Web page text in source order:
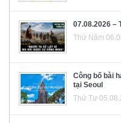
07.08.2026 –
Thứ Năm
Công bố bài
tại Seoul
Thứ Tư